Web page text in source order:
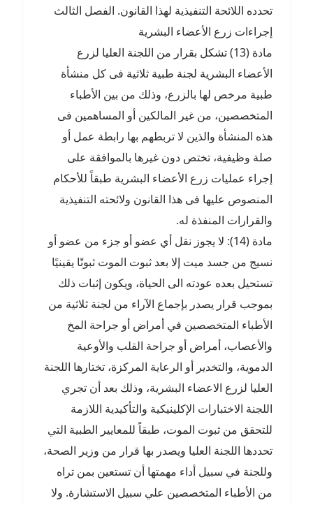
تحدده اللائحة التنفيذية لهذا القانون. الفصل الثالث
إجراءات زرع الأعضاء البشرية
مادة (13) تشكل بقرار من اللجنة العليا لزرع
الأعضاء البشرية لجنة طبية ثلاثية فى كل منشأة
طبية مرخص لها بالزرع، وذلك من بين الأطباء
المتخصصين، من غير المالكين أو المساهمين فى
هذه المنشأة والذين لا تربطهم بها رابطة عمل أو
صلة وظيفية، تختص دون غيرها بالموافقة على
إجراء عمليات زرع الأعضاء البشرية طبقاً للأحكام
المنصوص عليها فى هذا القانون ولائحته التنفيذية
والقرارات المنفذة له.
مادة (14): لا يجوز نقل أي عضو أو جزء من عضو أو
نسيج من جسد ميت إلا بعد ثبوت الموت ثبوتًا يقينيًا
تستحيل بعده عودته الى الحياة، ويكون إثبات ذلك
بموجب قرار يصدر بإجماع الآراء من لجنة ثلاثية من
الأطباء المتخصصين في أمراض أو جراحة المخ
والأعصاب، أمراض أو جراحة القلب والأوعية
الدموية، والتخدير أو الرعاية المركزة، تختارها اللجنة
العليا لزرع الاعضاء البشرية، وذلك بعد أن تجري
اللجنة الاختبارات الإكلينيكية والتأكيدية اللازمة
للتحقق من ثبوت الموت، طبقاً للمعايير الطبية التي
تحددها اللجنة العليا ويصدر بها قرار من وزير الصحة،
وللجنة في سبيل أداء مهمتها أن تستعين بمن تراه
من الأطباء المتخصصين علي سبيل الاستشارة. ولا